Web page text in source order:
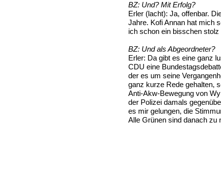
BZ: Und? Mit Erfolg?
Erler (lacht): Ja, offenbar.
Jahre. Kofi Annan hat mich
ich schon ein bisschen stolz
BZ: Und als Abgeordneter?
Erler: Da gibt es eine ganz
CDU eine
der es um seine
ganz kurze Rede gehalten,
Anti-Akw-Bewegung von
der Polizei damals
es mir gelungen, die
Alle Grünen sind danach